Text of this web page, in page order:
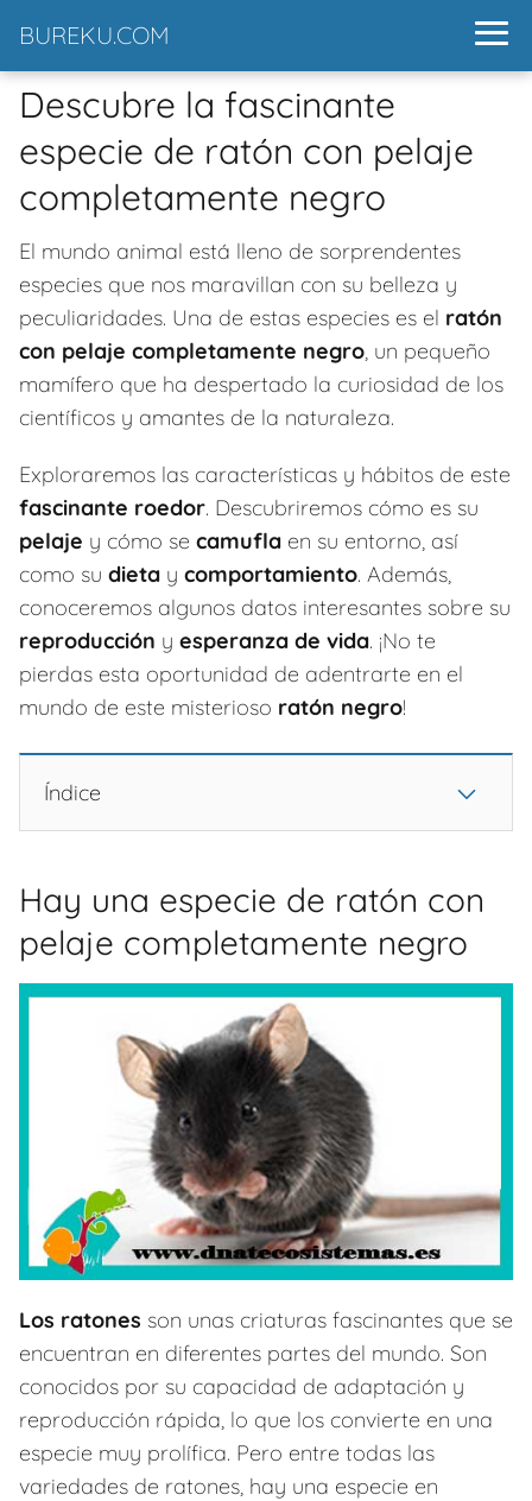
BUREKU.COM
Descubre la fascinante
especie de ratón con pelaje
completamente negro
El mundo animal está lleno de sorprendentes
especies que nos maravillan con su belleza y
peculiaridades. Una de estas especies es el ratón
con pelaje completamente negro, un pequeño
mamífero que ha despertado la curiosidad de los
científicos y amantes de la naturaleza.
Exploraremos las características y hábitos de este
fascinante roedor. Descubriremos cómo es su
pelaje y cómo se camufla en su entorno, así
como su dieta y comportamiento. Además,
conoceremos algunos datos interesantes sobre su
reproducción y esperanza de vida. ¡No te
pierdas esta oportunidad de adentrarte en el
mundo de este misterioso ratón negro!
Índice
Hay una especie de ratón con
pelaje completamente negro
Los ratones son unas criaturas fascinantes que se
encuentran en diferentes partes del mundo. Son
conocidos por su capacidad de adaptación y
reproducción rápida, lo que los convierte en una
especie muy prolífica. Pero entre todas las
variedades de ratones, hay una especie en